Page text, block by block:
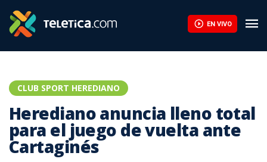
EN VIVO
CLUB SPORT HEREDIANO
Herediano anuncia lleno total
para el juego de vuelta ante
Cartaginés